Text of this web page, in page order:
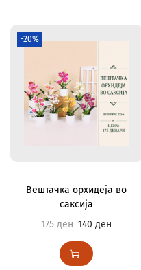
-20%
Вештачка орхидеја во
саксија
175ден 140ден